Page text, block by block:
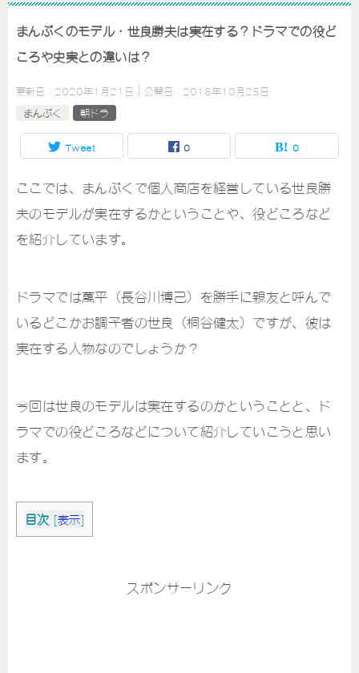
まんぷくのモデル・世良勝夫は実在する？ドラマでの役ど
ころや史実との違いは？
更新日： 2020年1月21日 公開日： 2018年10月25日
まんぷく
朝ドラ
Tweet 0 0
ここでは、まんぷくで個人商店を経営している世良勝
夫のモデルが実在するかということや、役どころなど
を紹介しています。
ドラマでは萬平（長谷川博己）を勝手に親友と呼んで
いるどこかお調子者の世良（桐谷健太）ですが、彼は
実在する人物なのでしょうか？
今回は世良のモデルは実在するのかということと、ド
ラマでの役どころなどについて紹介していこうと思い
ます。
目次 [表示]
スポンサーリンク